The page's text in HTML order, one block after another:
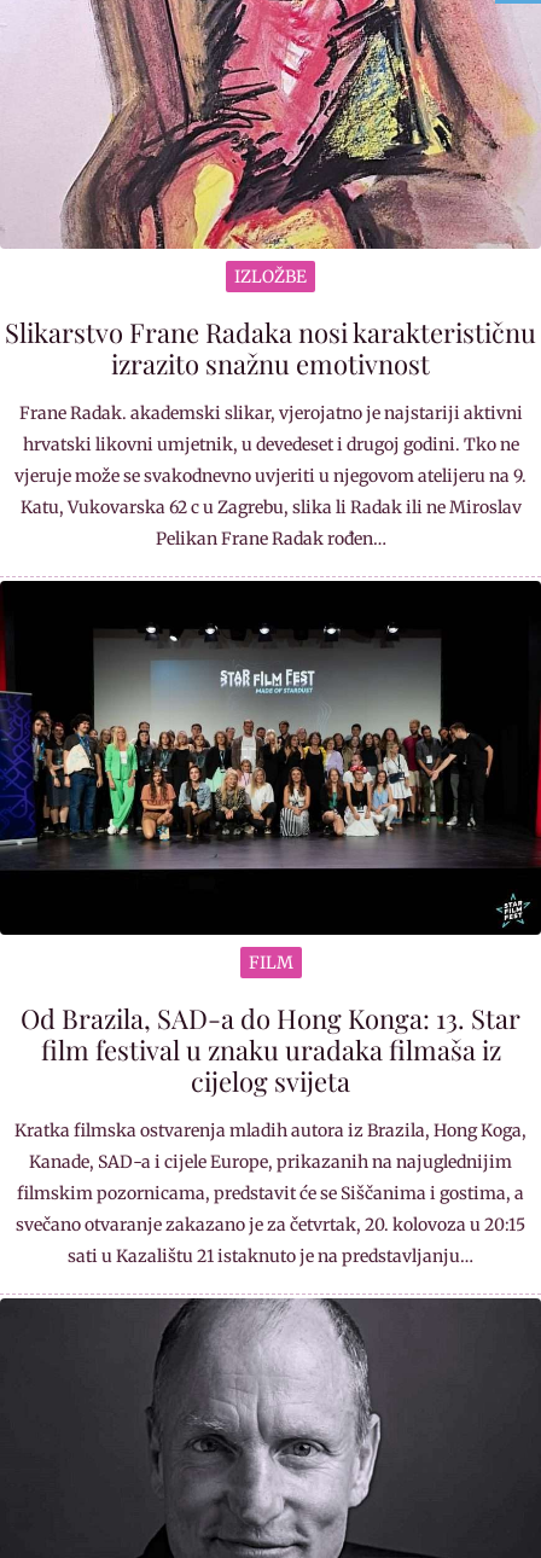
IZLOŽBE
Slikarstvo Frane Radaka nosi karakterističnu
izrazito snažnu emotivnost
Frane Radak. akademski slikar, vjerojatno je najstariji aktivni
hrvatski likovni umjetnik, u devedeset i drugoj godini. Tko ne
vjeruje može se svakodnevno uvjeriti u njegovom atelijeru na 9.
Katu, Vukovarska 62 c u Zagrebu, slika li Radak ili ne Miroslav
Pelikan Frane Radak rođen…
FILM
Od Brazila, SAD-a do Hong Konga: 13. Star
film festival u znaku uradaka filmaša iz
cijelog svijeta
Kratka filmska ostvarenja mladih autora iz Brazila, Hong Koga,
Kanade, SAD-a i cijele Europe, prikazanih na najuglednijim
filmskim pozornicama, predstavit će se Siščanima i gostima, a
svečano otvaranje zakazano je za četvrtak, 20. kolovoza u 20:15
sati u Kazalištu 21 istaknuto je na predstavljanju…